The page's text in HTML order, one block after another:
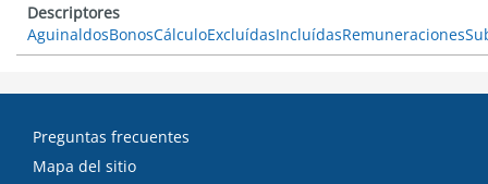
Descriptores
AguinaldosBonosCálculoExcluídasIncluídasRemuneraciones
Preguntas frecuentes
Mapa del sitio